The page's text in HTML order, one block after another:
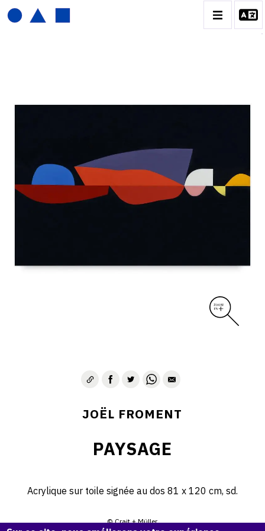
JOËL FROMENT
CATALOGUE DES OEUVRES
CONTACT
JOËL FROMENT
PAYSAGE
Acrylique sur toile signée au dos 81 x 120 cm, sd.
© Crait + Müller